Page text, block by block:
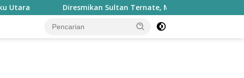
Diresmikan Sultan Ternate, Masjid Nurul Fasyah Takome